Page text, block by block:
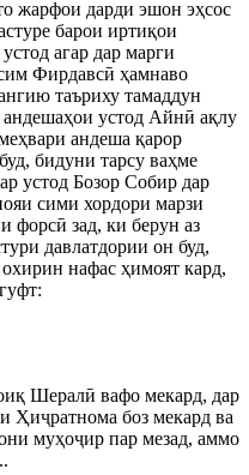
жарфои дарди эшон эҳсос
барои иртиқои
агар дар марги
Фирдавсӣ ҳамнаво
таъриху тамаддун
андешаҳои устод Айнӣ ақлу
андеша қарор
бидуни тарсу ваҳме
устод Бозор Собир дар
сими хордори марзи
форсӣ зад, ки берун аз
давлатдории он буд,
нафас ҳимоят кард,
Шералӣ вафо мекард, дар
Ҳиҷратнома боз мекард ва
муҳоҷир пар мезад, аммо